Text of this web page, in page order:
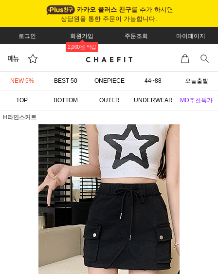
카카오 플러스 친구를 추가 하시면
상담원을 통한 주문이 가능합니다.
로그인 회원가입
2,000원 적립
주문조회 마이페이지
NEW 5% BEST 50 ONEPIECE 44~88 오늘출발
TOP BOTTOM OUTER UNDERWEAR MD추천특가
H라인스커트